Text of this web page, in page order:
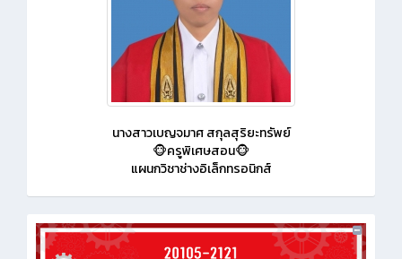
นางสาวเบญจมาศ สกุลสุริยะทรัพย์
🐵ครูพิเศษสอน🐵
แผนกวิชาช่างอิเล็กทรอนิกส์